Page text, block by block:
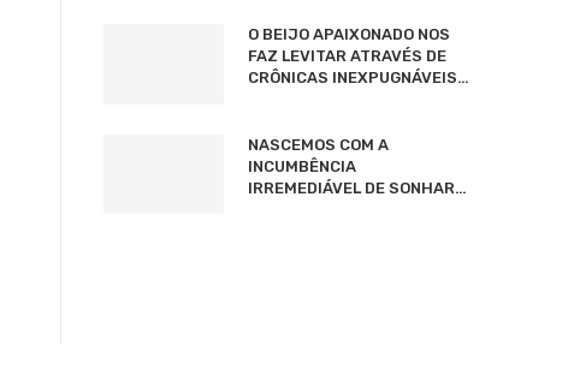
O BEIJO APAIXONADO NOS
FAZ LEVITAR ATRAVÉS DE
CRÔNICAS INEXPUGNÁVEIS…
NASCEMOS COM A
INCUMBÊNCIA
IRREMEDIÁVEL DE SONHAR…